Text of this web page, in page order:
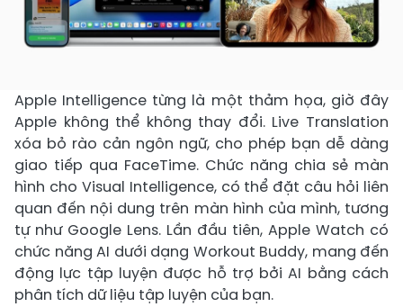
Apple Intelligence từng là một thảm họa, giờ đây
Apple không thể không thay đổi. Live Translation
xóa bỏ rào cản ngôn ngữ, cho phép bạn dễ dàng
giao tiếp qua FaceTime. Chức năng chia sẻ màn
hình cho Visual Intelligence, có thể đặt câu hỏi liên
quan đến nội dung trên màn hình của mình, tương
tự như Google Lens. Lần đầu tiên, Apple Watch có
chức năng AI dưới dạng Workout Buddy, mang đến
động lực tập luyện được hỗ trợ bởi AI bằng cách
phân tích dữ liệu tập luyện của bạn.